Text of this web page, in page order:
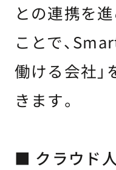
との連携を
ことで、
働ける会社
きます。
■ クラウド